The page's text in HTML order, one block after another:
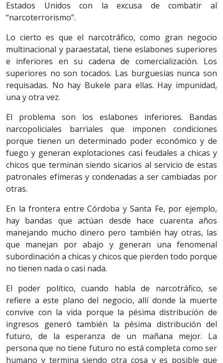
Estados Unidos con la excusa de combatir al
“narcoterrorismo”.
Lo cierto es que el narcotráfico, como gran negocio
multinacional y paraestatal, tiene eslabones superiores
e inferiores en su cadena de comercialización. Los
superiores no son tocados. Las burguesías nunca son
requisadas. No hay Bukele para ellas. Hay impunidad,
una y otra vez.
El problema son los eslabones inferiores. Bandas
narcopoliciales barriales que imponen condiciones
porque tienen un determinado poder económico y de
fuego y generan explotaciones casi feudales a chicas y
chicos que terminan siendo sicarios al servicio de estas
patronales efímeras y condenadas a ser cambiadas por
otras.
En la frontera entre Córdoba y Santa Fe, por ejemplo,
hay bandas que actúan desde hace cuarenta años
manejando mucho dinero pero también hay otras, las
que manejan por abajo y generan una fenomenal
subordinación a chicas y chicos que pierden todo porque
no tienen nada o casi nada.
El poder político, cuando habla de narcotráfico, se
refiere a este plano del negocio, allí donde la muerte
convive con la vida porque la pésima distribución de
ingresos generó también la pésima distribución del
futuro, de la esperanza de un mañana mejor. La
persona que no tiene futuro no está completa como ser
humano y termina siendo otra cosa y es posible que